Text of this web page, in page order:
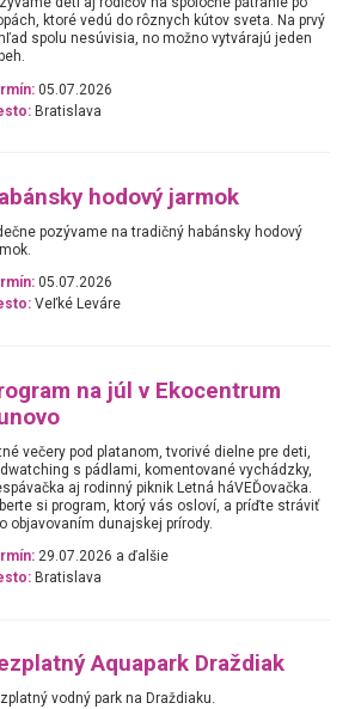
ktoré vedú do rôznych kútov sveta. Na prvý
spolu nesúvisia, no možno vytvárajú jeden
05.07.2026
Bratislava
hodový jarmok
pozývame na tradičný habánsky hodový
05.07.2026
Veľké Leváre
na júl v Ekocentrum
večery pod platanom, tvorivé dielne pre deti,
s pádlami, komentované vychádzky,
aj rodinný piknik Letná háVEĎovačka.
si program, ktorý vás osloví, a príďte stráviť
objavovaním dunajskej prírody.
29.07.2026 a ďalšie
Bratislava
Aquapark Draždiak
vodný park na Draždiaku.